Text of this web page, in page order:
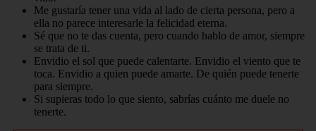
Me gustaría tener una vida al lado de cierta persona, pero a
ella no parece interesarle la felicidad eterna.
Sé que no te das cuenta, pero cuando hablo de amor, siempre
se trata de ti.
Envidio el sol que puede calentarte. Envidio el viento que te
toca. Envidio a quien puede amarte. De quién puede tenerte
para siempre.
Si supieras todo lo que siento, sabrías cuánto me duele no
tenerte.